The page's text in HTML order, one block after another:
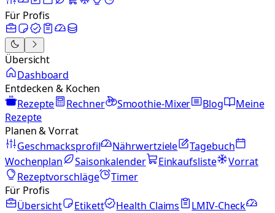
Für Profis
Übersicht
Dashboard
Entdecken & Kochen
Rezepte
Rechner Smoothie-Mixer Blog
Meine
Rezepte
Planen & Vorrat
Geschmacksprofil
Nährwertziele
Tagebuch
Wochenplan
Saisonkalender Einkaufsliste
Vorrat
Rezeptvorschläge
Timer
Für Profis
Übersicht
Etikett Health Claims
LMIV-Check